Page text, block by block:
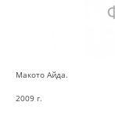
Макото Айда.
2009 г.